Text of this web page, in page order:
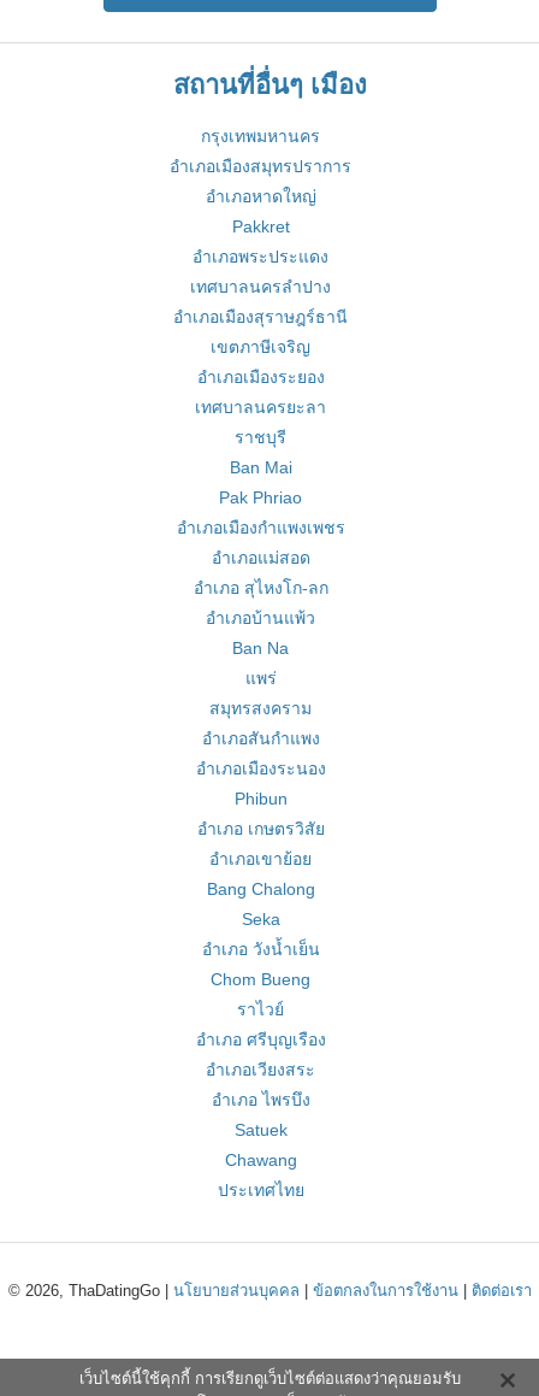
สถานที่อื่นๆ เมือง
กรุงเทพมหานคร
อำเภอเมืองสมุทรปราการ
อำเภอหาดใหญ่
Pakkret
อำเภอพระประแดง
เทศบาลนครลำปาง
อำเภอเมืองสุราษฎร์ธานี
เขตภาษีเจริญ
อำเภอเมืองระยอง
เทศบาลนครยะลา
ราชบุรี
Ban Mai
Pak Phriao
อำเภอเมืองกำแพงเพชร
อำเภอแม่สอด
อำเภอ สุไหงโก-ลก
อำเภอบ้านแพ้ว
Ban Na
แพร่
สมุทรสงคราม
อำเภอสันกำแพง
อำเภอเมืองระนอง
Phibun
อำเภอ เกษตรวิสัย
อำเภอเขาย้อย
Bang Chalong
Seka
อำเภอ วังน้ำเย็น
Chom Bueng
ราไวย์
อำเภอ ศรีบุญเรือง
อำเภอเวียงสระ
อำเภอ ไพรบึง
Satuek
Chawang
ประเทศไทย
© 2026, ThaDatingGo | นโยบายส่วนบุคคล ข้อตกลงในการใช้งาน| ติดต่อเรา
เว็บไซต์นี้ใช้คุกกี้ การเรียกดูเว็บไซต์ต่อแสดงว่าคุณยอมรับ